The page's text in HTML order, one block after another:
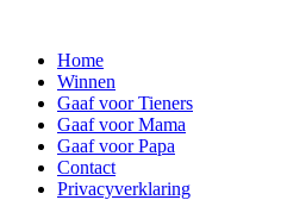
Home
Winnen
Gaaf voor Tieners
Gaaf voor Mama
Gaaf voor Papa
Contact
Privacyverklaring